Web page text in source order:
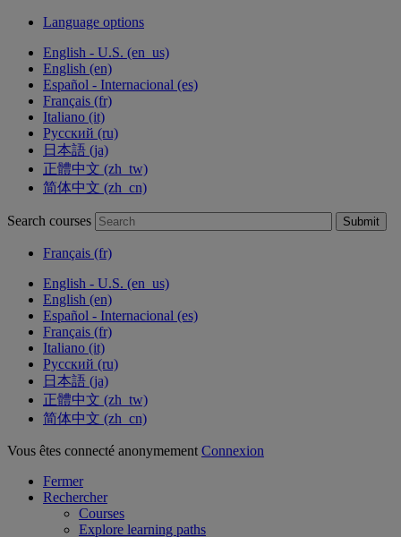
Language options
English - U.S. ‎(en_us)‎
English ‎(en)‎
Español - Internacional ‎(es)‎
Français ‎(fr)‎
Italiano ‎(it)‎
Русский ‎(ru)‎
日本語 ‎(ja)‎
正體中文 ‎(zh_tw)‎
简体中文 ‎(zh_cn)‎
Search courses Submit
Français ‎(fr)‎
English - U.S. ‎(en_us)‎
English ‎(en)‎
Español - Internacional ‎(es)‎
Français ‎(fr)‎
Italiano ‎(it)‎
Русский ‎(ru)‎
日本語 ‎(ja)‎
正體中文 ‎(zh_tw)‎
简体中文 ‎(zh_cn)‎
Vous êtes connecté anonymement Connexion
Fermer
Rechercher
Courses
Explore learning paths